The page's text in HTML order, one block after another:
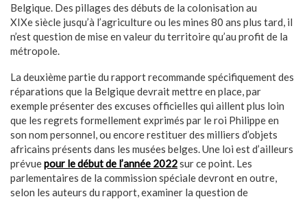
Belgique. Des pillages des débuts de la colonisation au
XIXe siècle jusqu’à l’agriculture ou les mines 80 ans plus tard, il
n’est question de mise en valeur du territoire qu’au profit de la
métropole.
La deuxième partie du rapport recommande spécifiquement des
réparations que la Belgique devrait mettre en place, par
exemple présenter des excuses officielles qui aillent plus loin
que les regrets formellement exprimés par le roi Philippe en
son nom personnel, ou encore restituer des milliers d’objets
africains présents dans les musées belges. Une loi est d’ailleurs
prévuepour le début de l’année 2022sur ce point. Les
parlementaires de la commission spéciale devront en outre,
selon les auteurs du rapport, examiner la question de